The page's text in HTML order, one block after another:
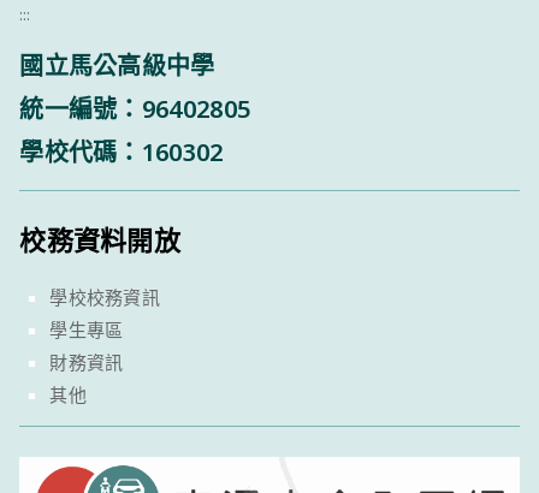
:::
國立馬公高級中學
統一編號：96402805
學校代碼：160302
校務資料開放
學校校務資訊
學生專區
財務資訊
其他